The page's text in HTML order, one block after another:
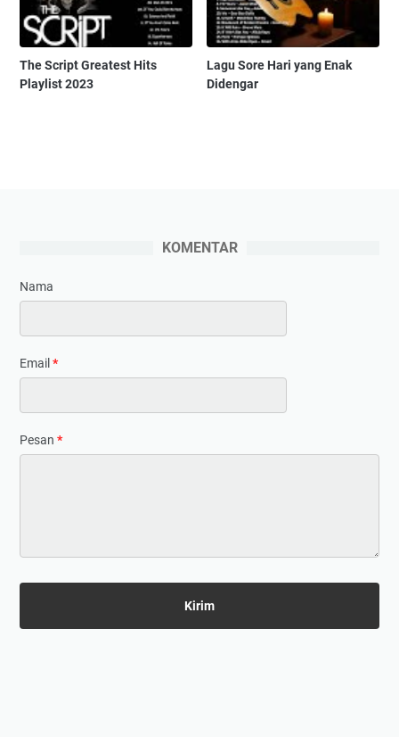
The Script Greatest Hits
Playlist 2023
Lagu Sore Hari yang Enak
Didengar
KOMENTAR
Nama
Email *
Pesan *